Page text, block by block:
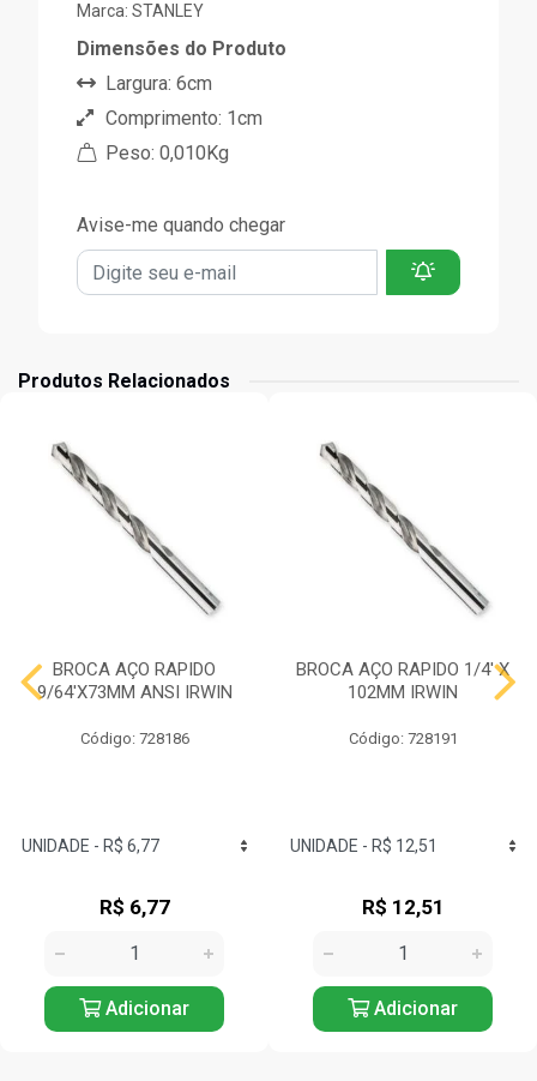
Marca: STANLEY
Dimensões do Produto
Largura: 6cm
Comprimento: 1cm
Peso: 0,010Kg
Avise-me quando chegar
Produtos Relacionados
BROCA AÇO RAPIDO
9/64'X73MM ANSI IRWIN
Código: 728186
R$ 6,77
Adicionar
BROCA AÇO RAPIDO 1/4' X
102MM IRWIN
Código: 728191
R$ 12,51
Adicionar